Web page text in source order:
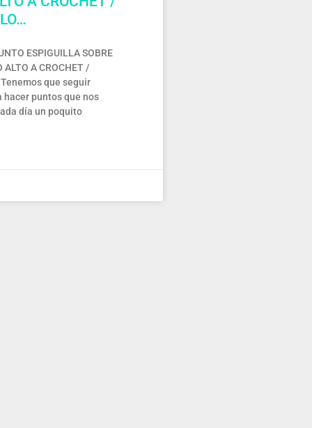
ESPIGUILLA SOBRE
ALTO A CROCHET /
que seguir
hacer puntos que nos
día un poquito